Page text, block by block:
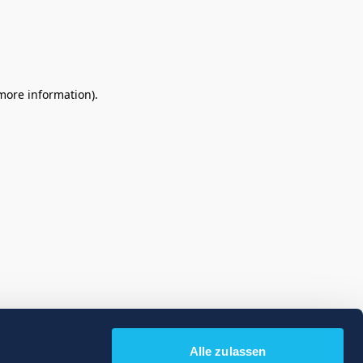
Alle zulassen
information).